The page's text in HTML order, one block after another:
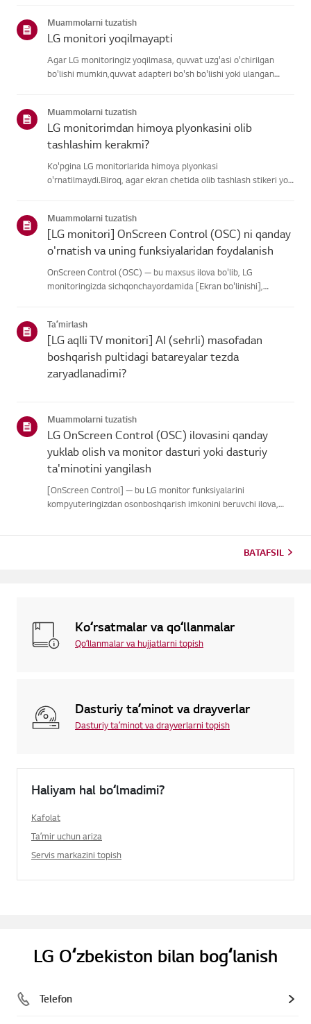
Muammolarni tuzatish
LG monitori yoqilmayapti
Agar LG monitoringiz yoqilmasa, quvvat uzg'asi o'chirilgan
bo'lishi mumkin,quvvat adapteri bo'sh bo'lishi yoki ulangan
borliginitasdiqlan...
Muammolarni tuzatish
LG monitorimdan himoya plyonkasini olib
tashlashim kerakmi?
Ko'pgina LG monitorlarida himoya plyonkasi
o'rnatilmaydi.Biroq, agar ekran chetida olib tashlash stikeri yoki
Ko'pgina L...
Muammolarni tuzatish
[LG monitori] OnScreen Control (OSC) ni qanday
o'rnatish va uning funksiyalaridan foydalanish
OnScreen Control (OSC) — bu maxsus ilova bo'lib, LG
monitoringizda sichqonchayordamida [Ekran bo'linishi],
ko'rinmasa, LG mon...
Taʼmirlash
[LG aqlli TV monitori] AI (sehrli) masofadan
boshqarish pultidagi batareyalar tezda
zaryadlanadimi?
Muammolarni tuzatish
LG OnScreen Control (OSC) ilovasini qanday
yuklab olish va monitor dasturi yoki dasturiy
ta'minotini yangilash
[OnScreen Control] — bu LG monitor funksiyalarini
kompyuteringizdan osonboshqarish imkonini beruvchi ilova,
BATAFSIL
Koʻrsatmalar va qoʻllanmalar
Qoʻllanmalar va hujjatlarni topish
Dasturiy taʼminot va drayverlar
Dasturiy taʼminot va drayverlarni topish
Haliyam hal boʻlmadimi?
Kafolat
Taʼmir uchun ariza
Servis markazini topish
LG Oʻzbekiston bilan bogʻlanish
Telefon